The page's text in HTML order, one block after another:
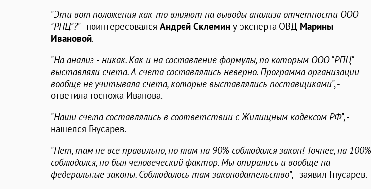
"Эти вот положения как-то влияют на выводы анализа отчетности ООО
"РПЦ"?" - поинтересовался Андрей Склемин у эксперта ОВД Марины
Ивановой.
"На анализ - никак. Как и на составление формулы, по которым ООО "РПЦ"
выставляли счета. А счета составлялись неверно. Программа организации
вообще не учитывала счета, которые выставлялись поставщиками", -
ответила госпожа Иванова.
"Наши счета составлялись в соответствии с Жилищным кодексом РФ", -
нашелся Гнусарев.
"Нет, там не все правильно, но там на 90% соблюдался закон! Точнее, на 100%
соблюдался, но был человеческий фактор. Мы опирались и вообще на
федеральные законы. Соблюдалось там законодательство", - заявил Гнусарев.